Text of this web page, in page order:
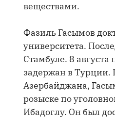
веществами.
Фазиль Гасымов
университета.
Стамбуле. 8
задержан в
Азербайджана,
розыске по
Ибадоглу. Он был